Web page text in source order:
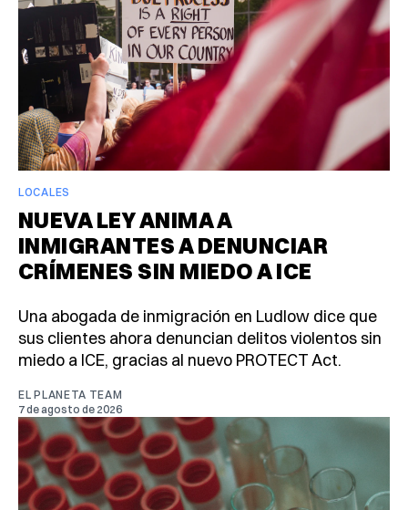
LOCALES
NUEVA LEY ANIMA A
INMIGRANTES A DENUNCIAR
CRÍMENES SIN MIEDO A ICE
Una abogada de inmigración en Ludlow dice que
sus clientes ahora denuncian delitos violentos sin
miedo a ICE, gracias al nuevo PROTECT Act.
EL PLANETA TEAM
7 de agosto de 2026